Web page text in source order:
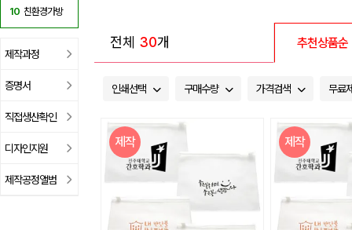
10 친환경가방
제작과정
증명서
직접생산확인
디자인지원
제작공정앨범
전체 30개 추천상품순
인쇄선택 구매수량 가격검색 무료
제작 제작